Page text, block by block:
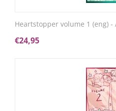
Heartstopper volume 1 (eng)
€24,95